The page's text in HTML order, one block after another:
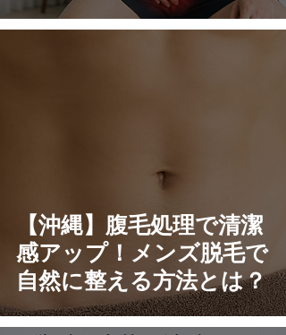
【沖縄】腹毛処理で清潔
感アップ！メンズ脱毛で
自然に整える方法とは？